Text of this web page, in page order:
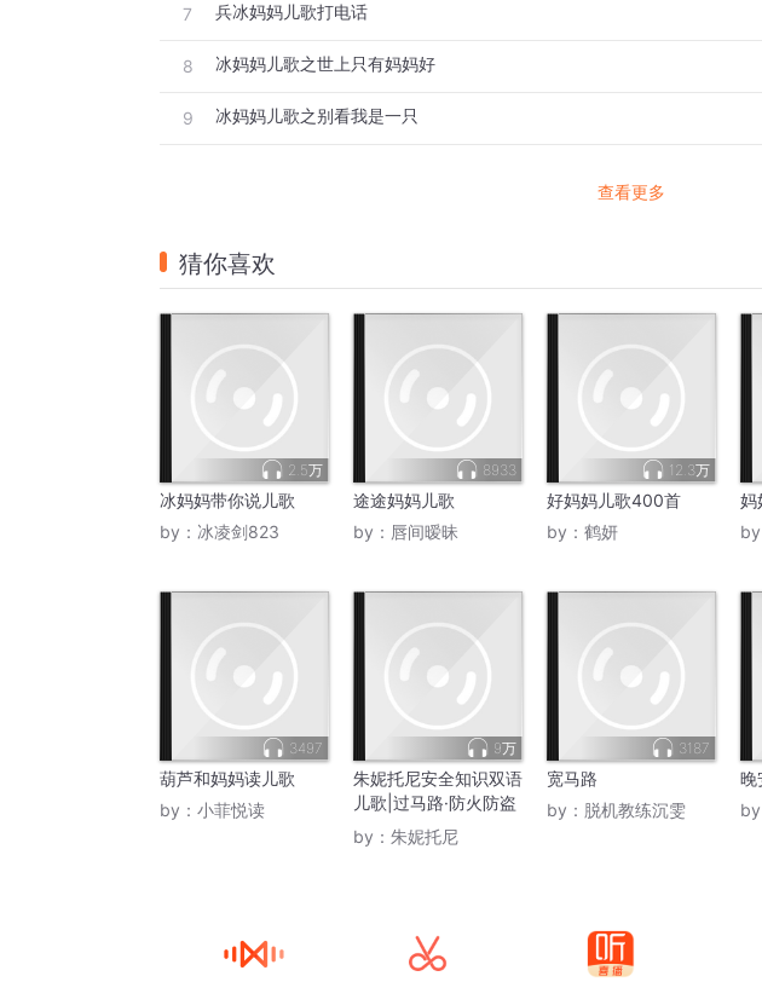
7 兵冰妈妈儿歌打电话
8 冰妈妈儿歌之世上只有妈妈好
9 冰妈妈儿歌之别看我是一只
查看更多
猜你喜欢
2.5万
冰妈妈带你说儿歌
by： 冰凌剑823
8933
途途妈妈儿歌
by： 唇间暧昧
12.3万
好妈妈儿歌400首
by： 鹤妍
妈
by
3497
葫芦和妈妈读儿歌
by： 小菲悦读
9万
朱妮托尼安全知识双语
儿歌|过马路·防火防盗
儿歌
by： 朱妮托尼
3187
宽马路
by： 脱机教练沉雯
晚
by